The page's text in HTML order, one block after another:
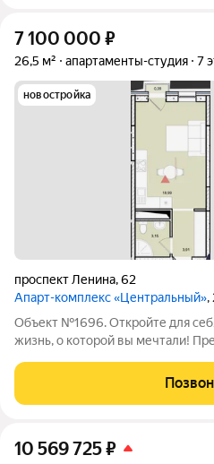
7 100 000 ₽
26,5 м² апартаменты-студия 7
новостройка
проспект Ленина,62
Апарт-комплекс «Центральный»,
Объект №1696. Откройте для
жизнь, о которой вы мечтали!
возможностями. Комплекс «Центральный»
жилье, это воплощение мечты о
10 569 725₽